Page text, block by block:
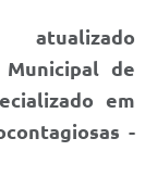
de
em
-